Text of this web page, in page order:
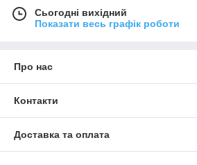
Сьогодні вихідний
Показати весь графік роботи
Про нас
Контакти
Доставка та оплата